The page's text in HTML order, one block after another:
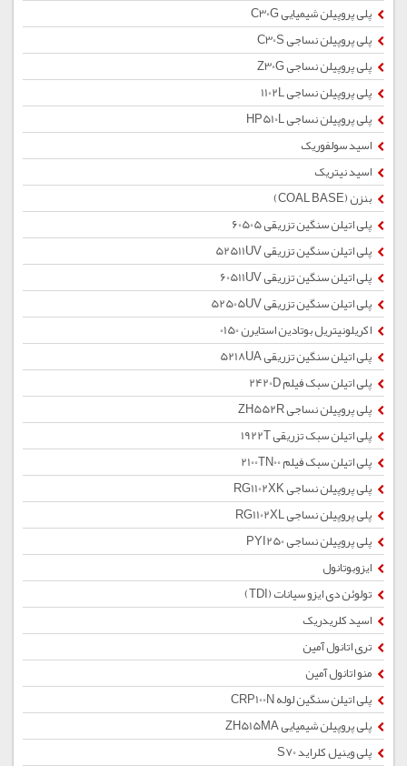
پلی پروپیلن شیمیایی C30G
پلی پروپیلن نساجی C30S
پلی پروپیلن نساجی Z30G
پلی پروپیلن نساجی 1102L
پلی پروپیلن نساجی HP510L
اسید سولفوریک
اسید نیتریک
بنزن (COAL BASE)
پلی اتیلن سنگین تزریقی 60505
پلی اتیلن سنگین تزریقی 52511UV
پلی اتیلن سنگین تزریقی 60511UV
پلی اتیلن سنگین تزریقی 52505UV
اکریلونیتریل بوتادین استایرن 0150
پلی اتیلن سنگین تزریقی 5218UA
پلی اتیلن سبک فیلم 2420D
پلی پروپیلن نساجی ZH552R
پلی اتیلن سبک تزریقی 1922T
پلی اتیلن سبک فیلم 2100TN00
پلی پروپیلن نساجی RG1102XK
پلی پروپیلن نساجی RG1102XL
پلی پروپیلن نساجی PYI250
ایزوبوتانول
تولوئن دی ایزو سیانات (TDI)
اسید کلریدریک
تری اتانول آمین
منو اتانول آمین
پلی اتیلن سنگین لوله CRP100N
پلی پروپیلن شیمیایی ZH515MA
پلی وینیل کلراید S70